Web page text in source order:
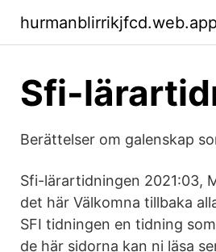
Sfi-
Berättelser om galenskap
Sfi-lärartidningen 2021:03,
det här Välkomna tillbaka
SFI tidningen en tidning
de här sidorna kan ni läsa